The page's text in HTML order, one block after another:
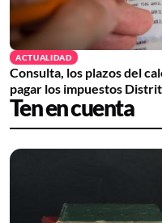
ACTUALIDAD
Consulta, los plazos del
pagar los impuestos
Ten en cuenta